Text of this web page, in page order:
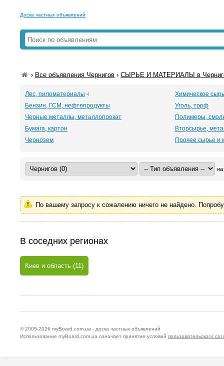
Доска частных объявлений
› Все объявления Чернигов ›СЫРЬЕ И МАТЕРИАЛЫ в
Лес, пиломатериалы 4
Химическое
Бензин, ГСМ, нефтепродукты
Уголь, торф
Черные металлы, металлопрокат
Полимеры,
Бумага, картон
Вторсырье,
Чернозем
Прочее сырье и
на
По вашему запросу к сожалению ничего не найдено.
В соседних регионах
Киев и область (11)
© 2005-2026 myBoard.com.ua - доска частных объявлений
Использование myBoard.com.ua означает принятие условий пользовательского